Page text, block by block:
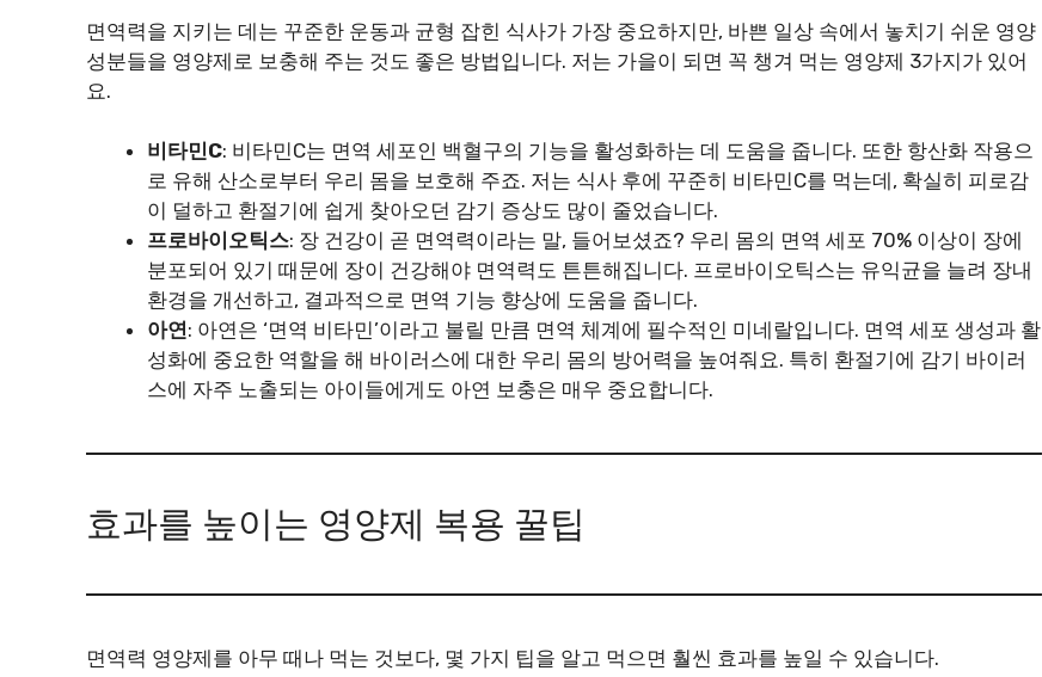
면역력을 지키는 데는 꾸준한 운동과 균형 잡힌 식사가 가장 중요하지만, 바쁜 일상 속에서 놓치기 쉬운 영양
성분들을 영양제로 보충해 주는 것도 좋은 방법입니다. 저는 가을이 되면 꼭 챙겨 먹는 영양제 3가지가 있어
요.
비타민C: 비타민C는 면역 세포인 백혈구의 기능을 활성화하는 데 도움을 줍니다. 또한 항산화 작용으
로 유해 산소로부터 우리 몸을 보호해 주죠. 저는 식사 후에 꾸준히 비타민C를 먹는데, 확실히 피로감
이 덜하고 환절기에 쉽게 찾아오던 감기 증상도 많이 줄었습니다.
프로바이오틱스: 장 건강이 곧 면역력이라는 말, 들어보셨죠? 우리 몸의 면역 세포 70% 이상이 장에
분포되어 있기 때문에 장이 건강해야 면역력도 튼튼해집니다. 프로바이오틱스는 유익균을 늘려 장내
환경을 개선하고, 결과적으로 면역 기능 향상에 도움을 줍니다.
아연: 아연은 ‘면역 비타민’이라고 불릴 만큼 면역 체계에 필수적인 미네랄입니다. 면역 세포 생성과 활
성화에 중요한 역할을 해 바이러스에 대한 우리 몸의 방어력을 높여줘요. 특히 환절기에 감기 바이러
스에 자주 노출되는 아이들에게도 아연 보충은 매우 중요합니다.
효과를 높이는 영양제 복용 꿀팁
면역력 영양제를 아무 때나 먹는 것보다, 몇 가지 팁을 알고 먹으면 훨씬 효과를 높일 수 있습니다.